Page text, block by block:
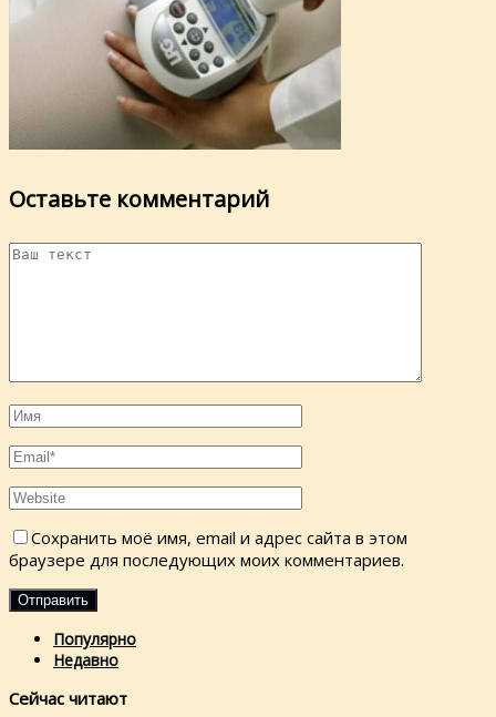
Оставьте комментарий
Сохранить моё имя, email и адрес сайта в этом
браузере для последующих моих комментариев.
Популярно
Недавно
Сейчас читают